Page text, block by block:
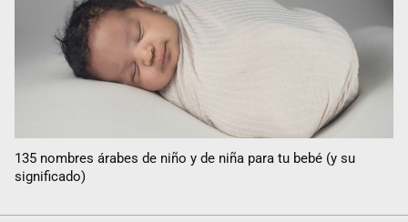
135 nombres árabes de niño y de niña para tu bebé (y su
significado)